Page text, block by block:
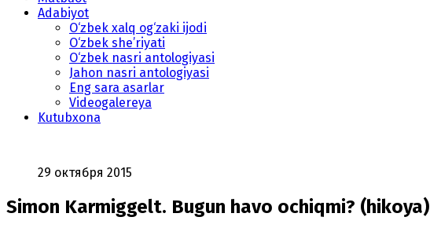
Adabiyot
O‘zbek xalq og‘zaki ijodi
O‘zbek she’riyati
O‘zbek nasri antologiyasi
Jahon nasri antologiyasi
Eng sara asarlar
Videogalereya
Kutubxona
29 октября 2015
Simon Karmiggelt. Bugun havo ochiqmi? (hikoya)